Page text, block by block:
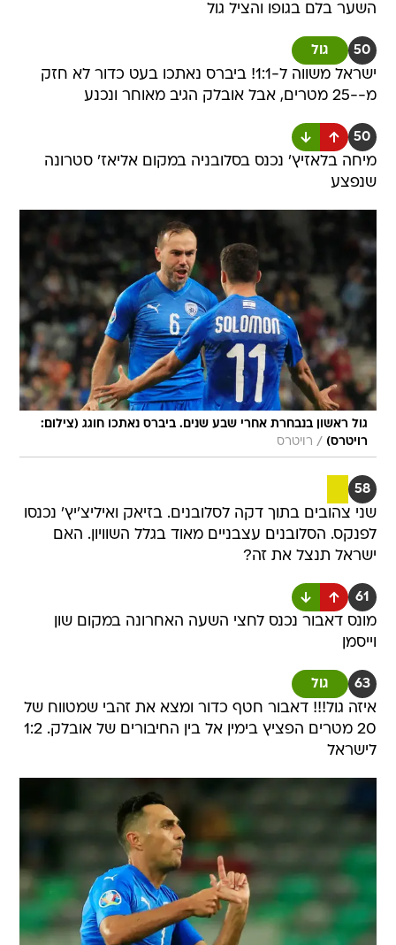
השער בלם בגופו והציל גול
50 גול
ישראל משווה ל-1:1! ביברס נאתכו בעט כדור לא חזק
מ--25 מטרים, אבל אובלק הגיב מאוחר ונכנע
50
מיחה בלאזיץ' נכנס בסלובניה במקום אליאז' סטרונה
שנפצע
גול ראשון בנבחרת אחרי שבע שנים. ביברס נאתכו חוגג (צילום:
רויטרס) / רויטרס
58
שני צהובים בתוך דקה לסלובנים. בזיאק ואיליצ'יץ' נכנסו
לפנקס. הסלובנים עצבניים מאוד בגלל השוויון. האם
ישראל תנצל את זה?
61
מונס דאבור נכנס לחצי השעה האחרונה במקום שון
וייסמן
63 גול
איזה גול!!! דאבור חטף כדור ומצא את זהבי שמטווח של
20 מטרים הפציץ בימין אל בין החיבורים של אובלק. 1:2
לישראל